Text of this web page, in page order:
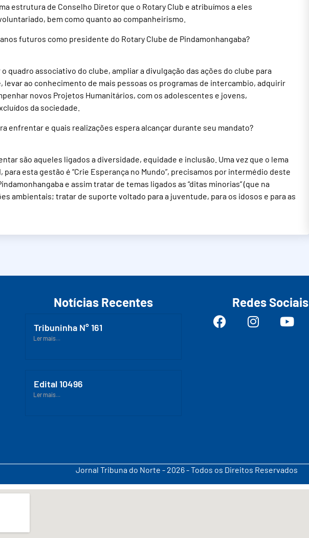
estrutura de Conselho Diretor que o Rotary Club e atribuímos a eles
bem como quanto ao companheirismo.
futuros como presidente do Rotary Clube de Pindamonhangaba?
quadro associativo do clube, ampliar a divulgação das ações do clube para
levar ao conhecimento de mais pessoas os programas de intercambio, adquirir
novos Projetos Humanitários, com os adolescentes e jovens,
da sociedade.
enfrentar e quais realizações espera alcançar durante seu mandato?
são aqueles ligados a diversidade, equidade e inclusão. Uma vez que o lema
esta gestão é “Crie Esperança no Mundo”, precisamos por intermédio deste
e assim tratar de temas ligados as “ditas minorias” (que na
ambientais; tratar de suporte voltado para a juventude, para os idosos e para as
Notícias Recentes
Tribuninha N° 161
Ler mais...
Edital 10496
Ler mais...
Redes Sociais
Jornal Tribuna do Norte - 2026 - Todos os Direitos Reservados